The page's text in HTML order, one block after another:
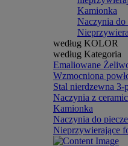
Kamionka
Naczynia do
według KOLOR
według Kategoria
Emaliowane
Wzmocniona
Stal nierdzewna 3-
Naczynia z
Kamionka
Naczynia do
Nieprzywierające